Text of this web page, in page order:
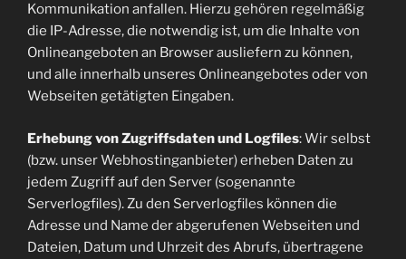
Kommunikation anfallen. Hierzu gehören regelmäßig
die IP-Adresse, die notwendig ist, um die Inhalte von
Onlineangeboten an Browser ausliefern zu können,
und alle innerhalb unseres Onlineangebotes oder von
Webseiten getätigten Eingaben.
Erhebung von Zugriffsdaten und Logfiles: Wir selbst
(bzw. unser Webhostinganbieter) erheben Daten zu
jedem Zugriff auf den Server (sogenannte
Serverlogfiles). Zu den Serverlogfiles können die
Adresse und Name der abgerufenen Webseiten und
Dateien, Datum und Uhrzeit des Abrufs, übertragene